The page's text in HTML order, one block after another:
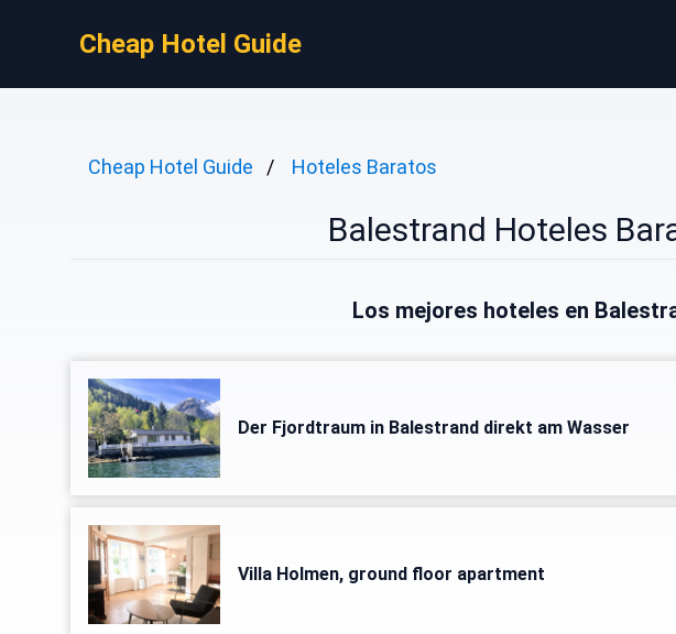
Cheap Hotel Guide
Cheap Hotel Guide Hoteles Baratos
Balestrand Hoteles
Los mejores hoteles en
Der Fjordtraum in Balestrand direkt am Wasser
Villa Holmen, ground floor apartment